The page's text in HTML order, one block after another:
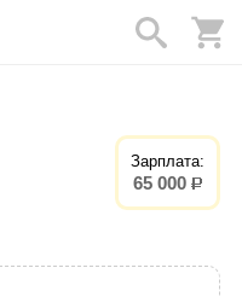
Зарплата:
65 000 р.